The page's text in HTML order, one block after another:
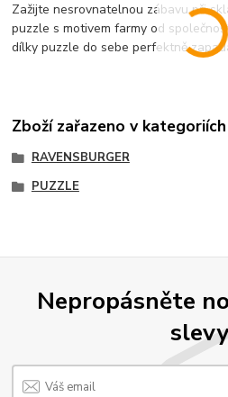
Zažijte nesrovnatelnou zábavu při
puzzle s motivem farmy od
dílky puzzle do sebe perfektně
Zboží zařazeno v kategoriích
RAVENSBURGER
PUZZLE
Nepropásněte